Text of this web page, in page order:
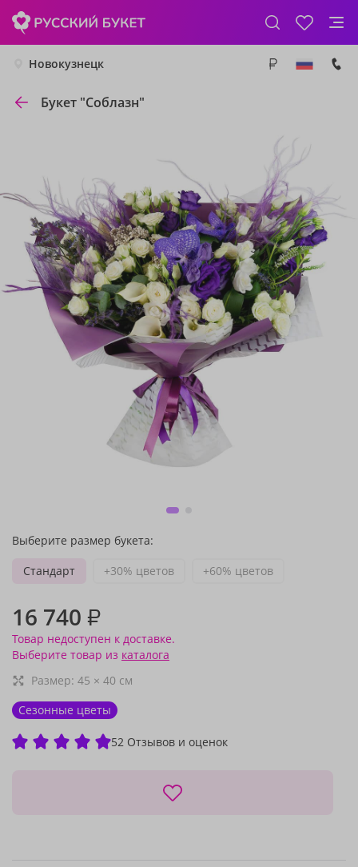
Новокузнецк
Букет "Соблазн"
Выберите размер букета:
Стандарт
+30% цветов +60% цветов
16 740 ₽
Товар недоступен к доставке.
Выберите товар из каталога
Размер: 45 × 40 см
Сезонные цветы
52 Отзывов и оценок